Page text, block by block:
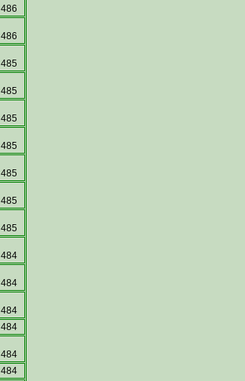
486
486
485
485
485
485
485
485
485
484
484
484
484
484
484